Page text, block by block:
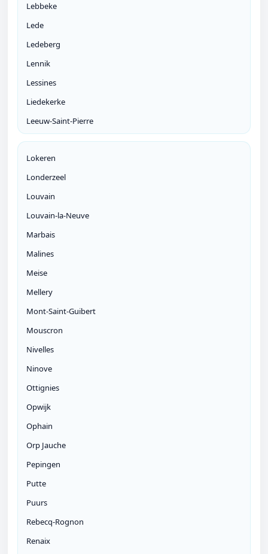
Lebbeke
Lede
Ledeberg
Lennik
Lessines
Liedekerke
Leeuw-Saint-Pierre
Lokeren
Londerzeel
Louvain
Louvain-la-Neuve
Marbais
Malines
Meise
Mellery
Mont-Saint-Guibert
Mouscron
Nivelles
Ninove
Ottignies
Opwijk
Ophain
Orp Jauche
Pepingen
Putte
Puurs
Rebecq-Rognon
Renaix